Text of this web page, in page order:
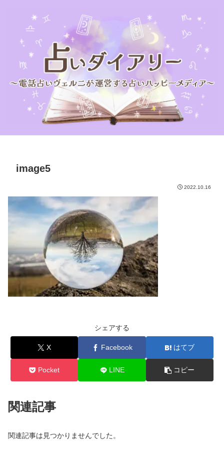
image5
2022.10.16
シェアする
X Facebook はてブ
Pocket LINE コピー
関連記事
関連記事は見つかりませんでした。